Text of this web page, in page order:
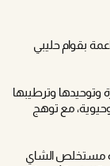
بقوام حليبي
وترطيبها
مع توهج
مستخلص الشاي